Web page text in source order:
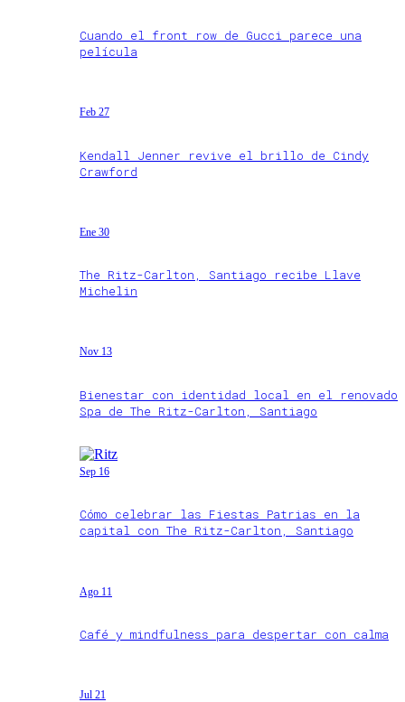
Cuando el front row de Gucci parece una
película
Feb 27
Kendall Jenner revive el brillo de Cindy
Crawford
Ene 30
The Ritz-Carlton, Santiago recibe Llave
Michelin
Nov 13
Bienestar con identidad local en el renovado
Spa de The Ritz-Carlton, Santiago
Sep 16
Cómo celebrar las Fiestas Patrias en la
capital con The Ritz-Carlton, Santiago
Ago 11
Café y mindfulness para despertar con calma
Jul 21